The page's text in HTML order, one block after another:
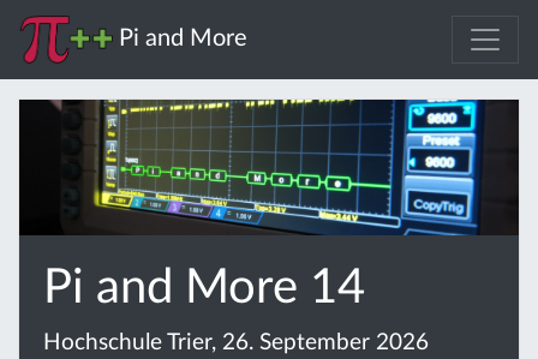
Pi and More
Pi and More 14
Hochschule Trier, 26. September 2026